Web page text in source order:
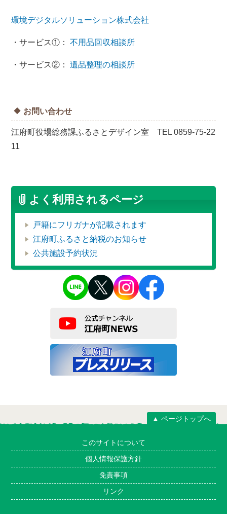
環境デジタルソリューション株式会社
・サービス①：不用品回収相談所
・サービス②：遺品整理の相談所
お問い合わせ
江府町役場総務課ふるさとデザイン室 TEL 0859-75-22
11
よく利用されるページ
戸籍にフリガナが記載されます
江府町ふるさと納税のお知らせ
公共施設予約状況
▲ ページトップへ
このサイトについて
個人情報保護方針
免責事項
リンク